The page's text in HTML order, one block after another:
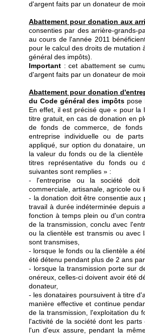
d'argent faits par un donateur de
Abattement pour donation aux
consenties par des arrière-grands-
au cours de l'année 2011
pour le calcul des droits de mutation
général des impôts).
Important : cet abattement se
d'argent faits par un donateur de
Abattement pour donation
du Code général des impôts pose
En effet, il est précisé que « pour
titre gratuit, en cas de donation en
de fonds de commerce, de
entreprise individuelle ou de
appliqué, sur option du donataire,
la valeur du fonds ou de la
titres représentative du fonds ou
suivantes sont remplies » :
- l'entreprise ou la société doit
commerciale, artisanale, agricole ou
- la donation doit être consentie aux
travail à durée indéterminée depuis
fonction à temps plein ou d'un
de la transmission, conclu avec
ou la clientèle est transmis ou avec
sont transmises,
- lorsque le fonds ou la clientèle a
été détenu pendant plus de 2 ans
- lorsque la transmission porte sur
onéreux, celles-ci doivent avoir été
donateur,
- les donataires poursuivent à titre
manière effective et continue
de la transmission, l'exploitation du
l'activité de la société dont les
l'un d'eux assure, pendant la